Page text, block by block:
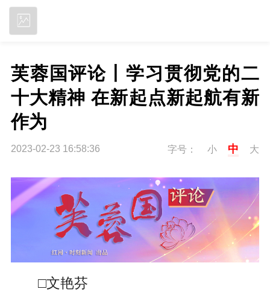
芙蓉国评论丨学习贯彻党的二
十大精神 在新起点新起航有新
作为
2023-02-23 16:58:36 字号： 小 中 大
□文艳芬